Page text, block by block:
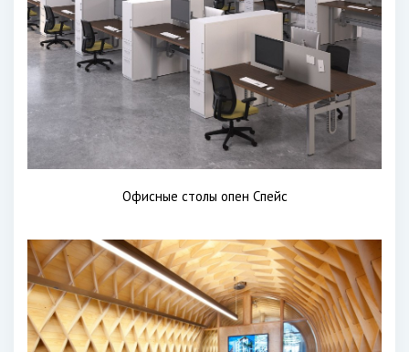
Офисные столы опен Спейс